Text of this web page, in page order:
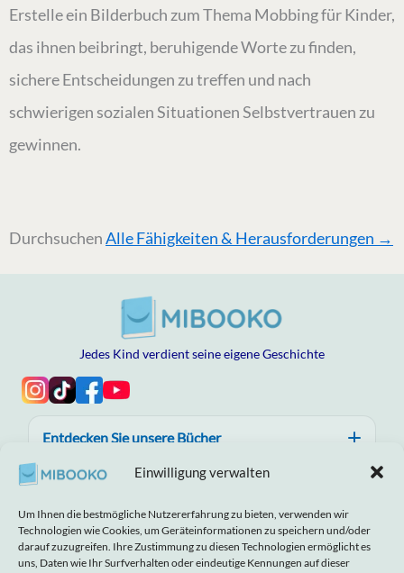
Einwilligung verwalten
Um Ihnen die bestmögliche Nutzererfahrung zu bieten, verwenden wir
Technologien wie Cookies, um Geräteinformationen zu speichern und/oder
darauf zuzugreifen. Ihre Zustimmung zu diesen Technologien ermöglicht es
uns, Daten wie Ihr Surfverhalten oder eindeutige Kennungen auf dieser
Erstelle ein Bilderbuch zum Thema Mobbing für Kinder,
das ihnen beibringt, beruhigende Worte zu finden,
sichere Entscheidungen zu treffen und nach
schwierigen sozialen Situationen Selbstvertrauen zu
gewinnen.
DurchsuchenAlle Fähigkeiten & Herausforderungen →
Jedes Kind verdient seine eigene Geschichte
Entdecken Sie unsere Bücher
Hilfe, Vertrauen und Qualität
Über MIBOOKO